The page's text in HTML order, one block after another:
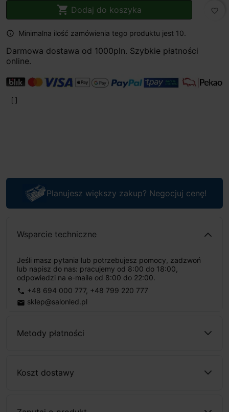
 Dodaj do koszyka favorite_border
 Minimalna ilość zamówienia tego produktu jest 10.
Darmowa dostawa od 1000pln. Szybkie płatności
online.
Planujesz większy zakup? Negocjuj cenę!
Wsparcie techniczne
Jeśli masz pytania lub potrzebujesz pomocy, zadzwoń
lub napisz do nas: pracujemy od 8:00 do 18:00,
odpowiedzi na e-maile od 8:00 do 22:00.
phone +48 694 000 777, +48 799 220 777
email sklep@salonled.pl
Metody płatności
Koszt dostawy